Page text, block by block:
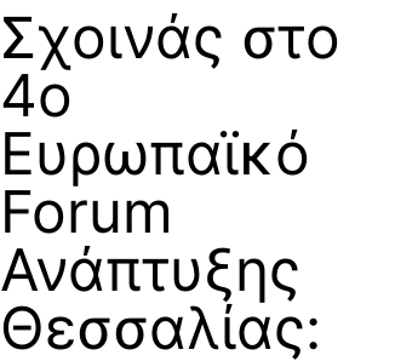
Σχοινάς στο
4ο
Ευρωπαϊκό
Forum
Ανάπτυξης
Θεσσαλίας: